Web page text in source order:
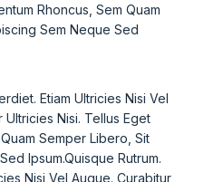
Rhoncus, Sem Quam
Sem Neque Sed
Etiam Ultricies Nisi Vel
Nisi. Tellus Eget
Semper Libero, Sit
Ipsum.Quisque Rutrum.
Nisi Vel Augue. Curabitur